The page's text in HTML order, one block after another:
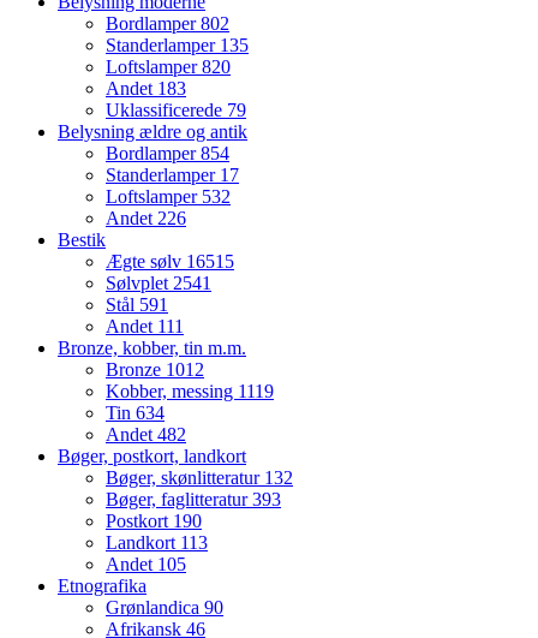
Bordlamper802
Standerlamper 135
Loftslamper820
Andet 183
Uklassificerede 79
Belysning ældre og antik
Bordlamper854
Standerlamper 17
Loftslamper 532
Andet 226
Bestik
Ægte sølv 16515
Sølvplet 2541
Stål 591
Andet 111
Bronze, kobber, tin m.m.
Bronze 1012
Kobber, messing 1119
Tin 634
Andet 482
Bøger, postkort, landkort
Bøger, skønlitteratur 132
Bøger, faglitteratur393
Postkort 190
Landkort 113
Andet 105
Etnografika
Grønlandica 90
Afrikansk 46